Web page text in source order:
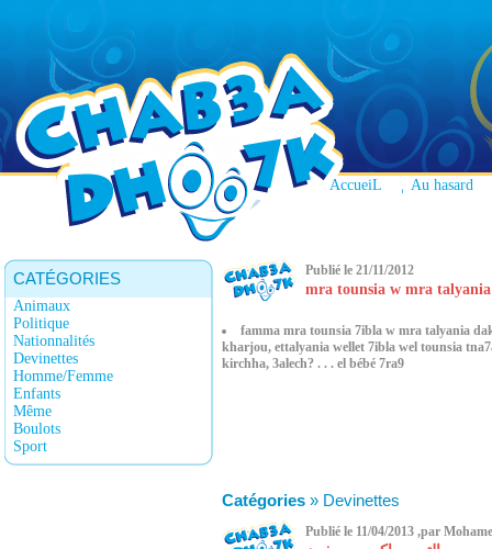
AccueiL Au hasard
CATÉGORIES
Animaux
Politique
Nationnalités
Devinettes
Homme/Femme
Enfants
Même
Boulots
Sport
Publié le 21/11/2012
mra tounsia w mra
famma mra tounsia 7ibla w mra talyania
kharjou, ettalyania wellet 7ibla wel tounsia
kirchha, 3alech? . . . el bébé 7ra9
Catégories» Devinettes
Publié le 11/04/2013 ,par